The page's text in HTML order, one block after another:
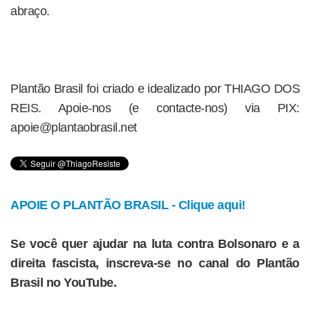
abraço.
Plantão Brasil foi criado e idealizado por THIAGO DOS
REIS. Apoie-nos (e contacte-nos) via PIX:
apoie@plantaobrasil.net
APOIE O PLANTÃO BRASIL - Clique aqui!
Se você quer ajudar na luta contra Bolsonaro e a
direita fascista, inscreva-se no canal do Plantão
Brasil no YouTube.